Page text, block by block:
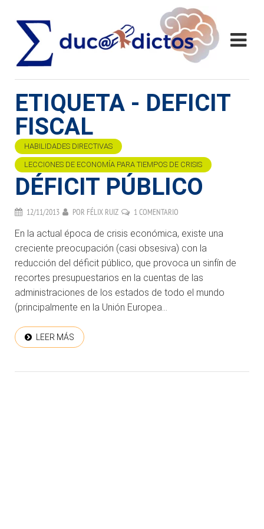
ETIQUETA - DEFICIT
FISCAL
HABILIDADES DIRECTIVAS
LECCIONES DE ECONOMÍA PARA TIEMPOS DE CRISIS
DÉFICIT PÚBLICO
12/11/2013 POR FÉLIX RUIZ 1 COMENTARIO
En la actual época de crisis económica, existe una
creciente preocupación (casi obsesiva) con la
reducción del déficit público, que provoca un sinfín de
recortes presupuestarios en la cuentas de las
administraciones de los estados de todo el mundo
(principalmente en la Unión Europea...
LEER MÁS